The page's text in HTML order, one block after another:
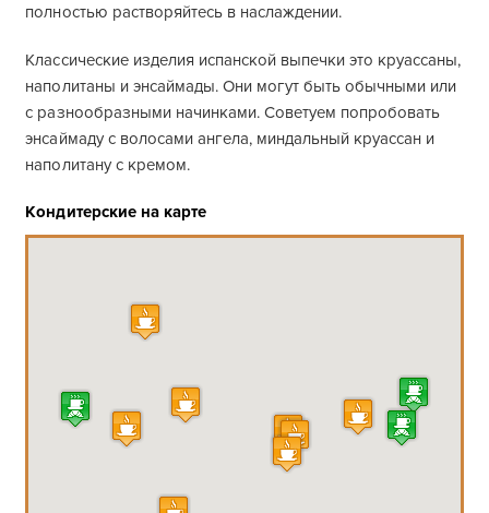
полностью растворяйтесь в наслаждении.
Классические изделия испанской выпечки это круассаны,
наполитаны и энсаймады. Они могут быть обычными или
с разнообразными начинками. Советуем попробовать
энсаймаду с волосами ангела, миндальный круассан и
наполитану с кремом.
Кондитерские на карте